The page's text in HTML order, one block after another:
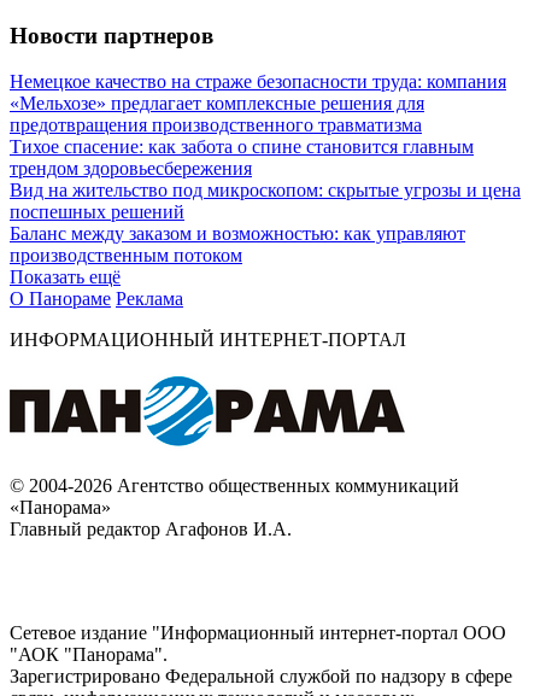
Новости партнеров
Немецкое качество на страже безопасности труда: компания
«Мельхозе» предлагает комплексные решения для
предотвращения производственного травматизма
Тихое спасение: как забота о спине становится главным
трендом здоровьесбережения
Вид на жительство под микроскопом: скрытые угрозы и цена
поспешных решений
Баланс между заказом и возможностью: как управляют
производственным потоком
Показать ещё
О Панораме Реклама
ИНФОРМАЦИОННЫЙ ИНТЕРНЕТ-ПОРТАЛ
© 2004-2026 Агентство общественных коммуникаций
«Панорама»
Главный редактор Агафонов И.А.
Сетевое издание "Информационный интернет-портал ООО
"АОК "Панорама".
Зарегистрировано Федеральной службой по надзору в сфере